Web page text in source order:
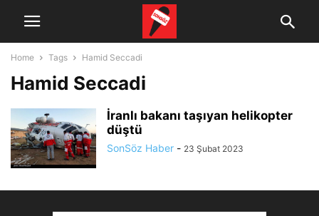
Home Tags Hamid Seccadi
Hamid Seccadi
İranlı bakanı taşıyan helikopter
düştü
SonSöz Haber - 23 Şubat 2023